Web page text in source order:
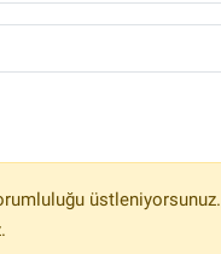
üstleniyorsunuz.